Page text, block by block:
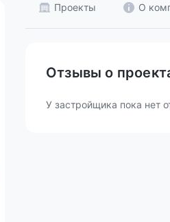
Проекты О
Отзывы о
У застройщика пока нет